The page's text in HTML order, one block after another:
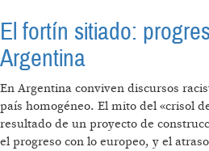
El fortín sitiado:
Argentina
En Argentina conviven discursos
país homogéneo. El mito del «crisol
resultado de un proyecto de
el progreso con lo europeo, y el